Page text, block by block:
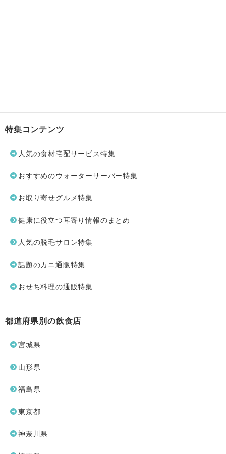
特集コンテンツ
人気の食材宅配サービス特集
おすすめのウォーターサーバー特集
お取り寄せグルメ特集
健康に役立つ耳寄り情報のまとめ
人気の脱毛サロン特集
話題のカニ通販特集
おせち料理の通販特集
都道府県別の飲食店
宮城県
山形県
福島県
東京都
神奈川県